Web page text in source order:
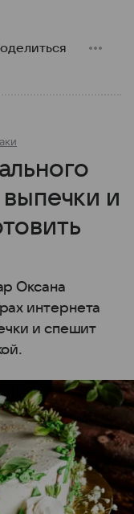
выпечки и
Оксана
интернета
и спешит